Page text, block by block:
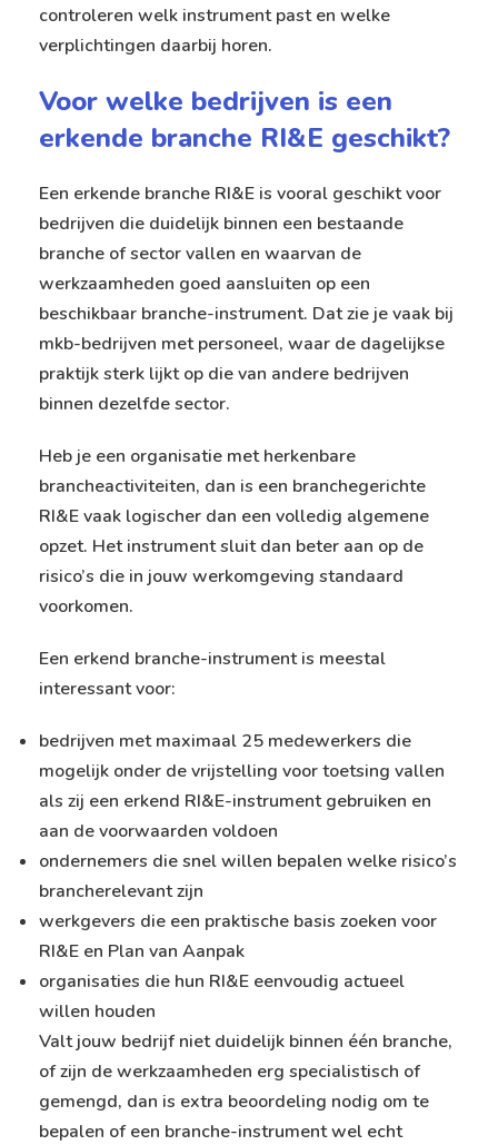
controleren welk instrument past en welke
verplichtingen daarbij horen.
Voor welke bedrijven is een
erkende branche RI&E geschikt?
Een erkende branche RI&E is vooral geschikt voor
bedrijven die duidelijk binnen een bestaande
branche of sector vallen en waarvan de
werkzaamheden goed aansluiten op een
beschikbaar branche-instrument. Dat zie je vaak bij
mkb-bedrijven met personeel, waar de dagelijkse
praktijk sterk lijkt op die van andere bedrijven
binnen dezelfde sector.
Heb je een organisatie met herkenbare
brancheactiviteiten, dan is een branchegerichte
RI&E vaak logischer dan een volledig algemene
opzet. Het instrument sluit dan beter aan op de
risico’s die in jouw werkomgeving standaard
voorkomen.
Een erkend branche-instrument is meestal
interessant voor:
bedrijven met maximaal 25 medewerkers die
mogelijk onder de vrijstelling voor toetsing vallen
als zij een erkend RI&E-instrument gebruiken en
aan de voorwaarden voldoen
ondernemers die snel willen bepalen welke risico’s
brancherelevant zijn
werkgevers die een praktische basis zoeken voor
RI&E en Plan van Aanpak
organisaties die hun RI&E eenvoudig actueel
willen houden
Valt jouw bedrijf niet duidelijk binnen één branche,
of zijn de werkzaamheden erg specialistisch of
gemengd, dan is extra beoordeling nodig om te
bepalen of een branche-instrument wel echt